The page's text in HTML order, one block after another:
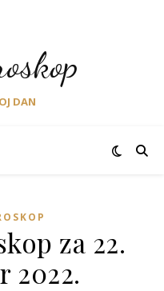
DAN
za 22.
2022.